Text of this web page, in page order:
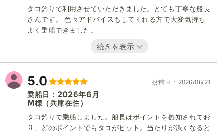
タコ釣りで利用させていただきました。とても丁寧な船長
さんです。 色々アドバイスもしてくれる方で大変気持ち
よく乗船できました。
続きを表示
5.0 投稿日 2026/06/21
乗船日： 2026年6 月
M様 （兵庫在住）
タコ釣りで乗船しました。船長はポイントを熟知されてお
り、どのポイントでもタコがヒット。当たりが渋くなると